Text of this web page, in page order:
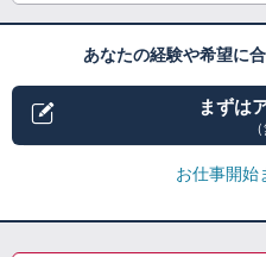
あなたの経験や希望に
まずは
お仕事開始